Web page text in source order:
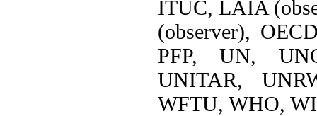
ITUC, LAIA
(observer),
PFP, UN,
UNITAR,
WFTU, WHO,